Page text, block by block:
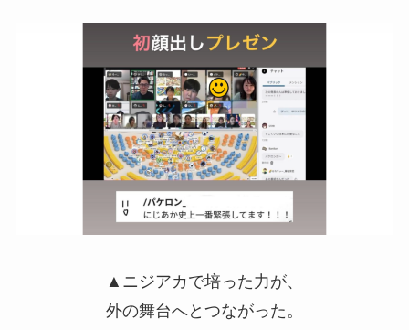
▲ニジアカで培った力が、
外の舞台へとつながった。